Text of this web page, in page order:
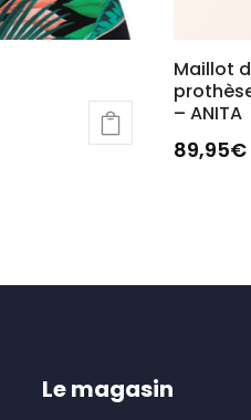
Maillot
– ANITA
89,95€
Le magasin